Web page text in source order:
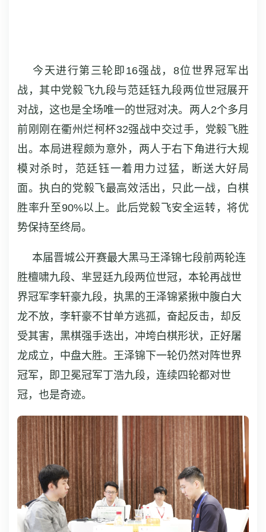
今天进行第三轮即16强战，8位世界冠军出
战，其中党毅飞九段与范廷钰九段两位世冠展开
对战，这也是全场唯一的世冠对决。两人2个多月
前刚刚在衢州烂柯杯32强战中交过手，党毅飞胜
出。本局进程颇为意外，两人于右下角进行大规
模对杀时，范廷钰一着用力过猛，断送大好局
面。执白的党毅飞最高效活出，只此一战，白棋
胜率升至90%以上。此后党毅飞安全运转，将优
势保持至终局。
本届晋城公开赛最大黑马王泽锦七段前两轮连
胜檀啸九段、芈昱廷九段两位世冠，本轮再战世
界冠军李轩豪九段，执黑的王泽锦紧揪中腹白大
龙不放，李轩豪不甘单方逃孤，奋起反击，却反
受其害，黑棋强手迭出，冲垮白棋形状，正好屠
龙成立，中盘大胜。王泽锦下一轮仍然对阵世界
冠军，即卫冕冠军丁浩九段，连续四轮都对世
冠，也是奇迹。